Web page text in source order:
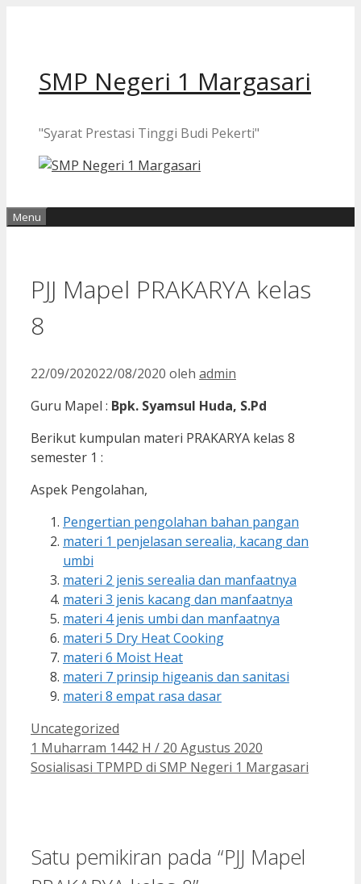
SMP Negeri 1 Margasari
"Syarat Prestasi Tinggi Budi Pekerti"
Menu
PJJ Mapel PRAKARYA kelas
8
22/09/202022/08/2020 oleh admin
Guru Mapel : Bpk. Syamsul Huda, S.Pd
Berikut kumpulan materi PRAKARYA kelas 8
semester 1 :
Aspek Pengolahan,
Pengertian pengolahan bahan pangan
materi 1 penjelasan serealia, kacang dan
umbi
materi 2 jenis serealia dan manfaatnya
materi 3 jenis kacang dan manfaatnya
materi 4 jenis umbi dan manfaatnya
materi 5 Dry Heat Cooking
materi 6 Moist Heat
materi 7 prinsip higeanis dan sanitasi
materi 8 empat rasa dasar
Kategori
Uncategorized
1 Muharram 1442 H / 20 Agustus 2020
Sosialisasi TPMPD di SMP Negeri 1 Margasari
Satu pemikiran pada “PJJ Mapel